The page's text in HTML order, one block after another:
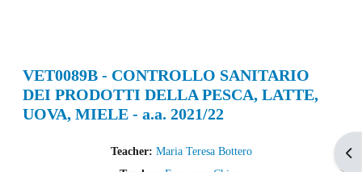
VET0089B - CONTROLLO SANITARIO
DEI PRODOTTI DELLA PESCA, LATTE,
UOVA, MIELE - a.a. 2021/22
Teacher: Maria Teresa Bottero